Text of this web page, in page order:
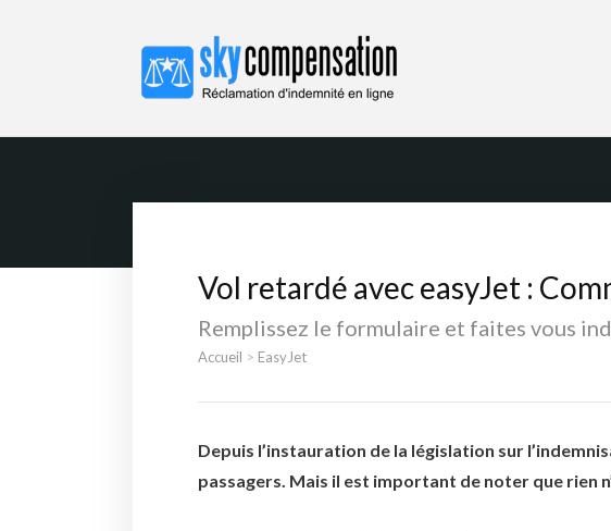
SKYCOMPENSATION FR
Vol retardé avec easyJet :
Remplissez le formulaire et faites vous
Accueil > EasyJet
Depuis l’instauration de la législation sur
passagers. Mais il est important de noter que rien